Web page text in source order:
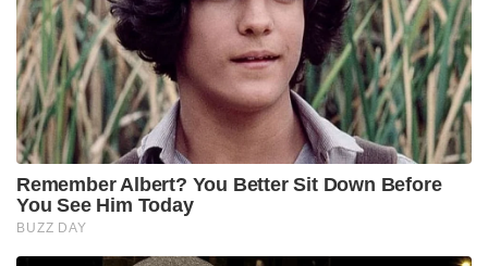
Remember Albert? You Better Sit Down Before
You See Him Today
BUZZ DAY